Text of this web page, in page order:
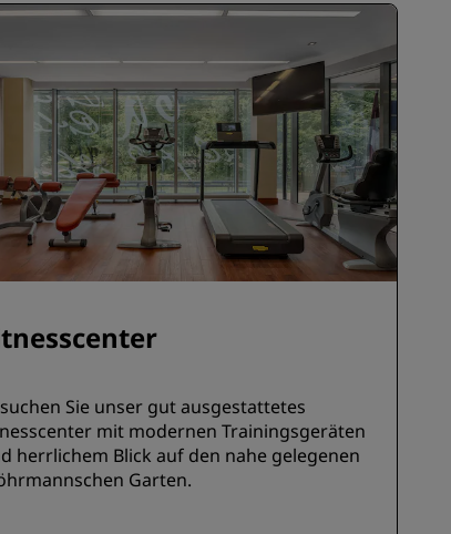
Sie unser gut ausgestattetes
mit modernen Trainingsgeräten
herrlichem Blick auf den nahe gelegenen
Garten.